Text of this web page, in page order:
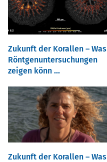
Zukunft der Korallen – Was
Röntgenuntersuchungen
zeigen könn ...
Zukunft der Korallen – Was